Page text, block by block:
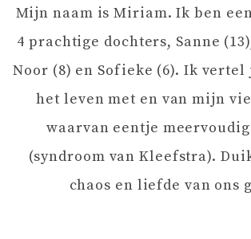
G
A
Mijn naam is Miriam. Ik ben
4 prachtige dochters, Sanne
Noor (8) en Sofieke (6). Ik vertel
het leven met en van mijn
waarvan eentje
(syndroom van Kleefstra).
chaos en liefde van ons